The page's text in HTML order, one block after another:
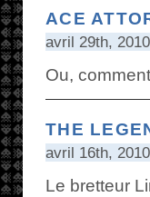
ACE
avril 29th, 2010
Ou,
THE
avril 16th, 2010
Le bretteur